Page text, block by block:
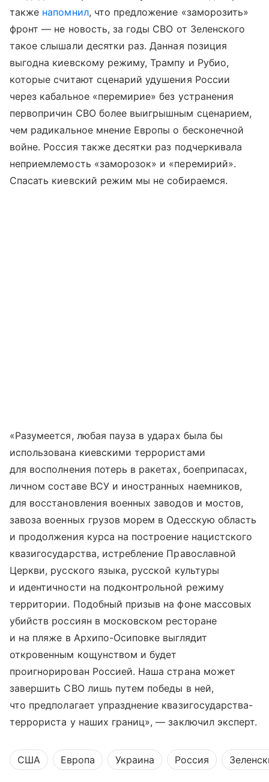
также напомнил, что предложение «заморозить»
фронт — не новость, за годы СВО от Зеленского
такое слышали десятки раз. Данная позиция
выгодна киевскому режиму, Трампу и Рубио,
которые считают сценарий удушения России
через кабальное «перемирие» без устранения
первопричин СВО более выигрышным сценарием,
чем радикальное мнение Европы о бесконечной
войне. Россия также десятки раз подчеркивала
неприемлемость «заморозок» и «перемирий».
Спасать киевский режим мы не собираемся.
«Разумеется, любая пауза в ударах была бы
использована киевскими террористами
для восполнения потерь в ракетах, боеприпасах,
личном составе ВСУ и иностранных наемников,
для восстановления военных заводов и мостов,
завоза военных грузов морем в Одесскую область
и продолжения курса на построение нацистского
квазигосударства, истребление Православной
Церкви, русского языка, русской культуры
и идентичности на подконтрольной режиму
территории. Подобный призыв на фоне массовых
убийств россиян в московском ресторане
и на пляже в Архипо-Осиповке выглядит
откровенным кощунством и будет
проигнорирован Россией. Наша страна может
завершить СВО лишь путем победы в ней,
что предполагает упразднение квазигосударства-
террориста у наших границ», — заключил эксперт.
США Европа Украина Россия